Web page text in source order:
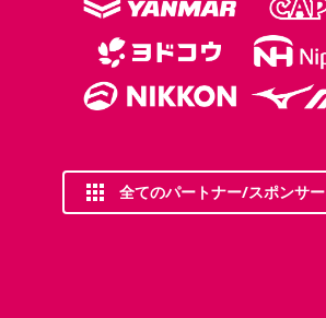
全てのパートナー/スポンサ